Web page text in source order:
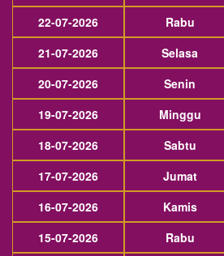
22-07-2026
Rabu
21-07-2026
Selasa
20-07-2026
Senin
19-07-2026
Minggu
18-07-2026
Sabtu
17-07-2026
Jumat
16-07-2026
Kamis
15-07-2026
Rabu